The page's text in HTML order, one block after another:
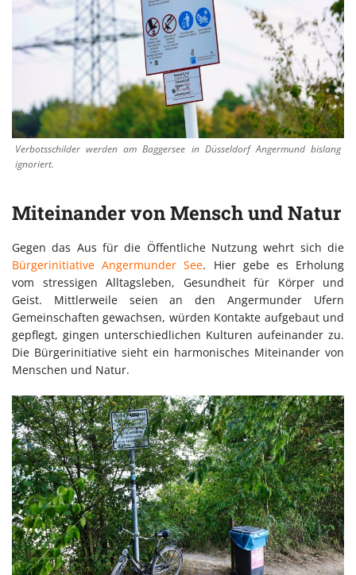
Verbotsschilder werden am Baggersee in Düsseldorf Angermund bislang
ignoriert.
Miteinander von Mensch und Natur
Gegen das Aus für die Öffentliche Nutzung wehrt sich die
Bürgerinitiative Angermunder See. Hier gebe es Erholung
vom stressigen Alltagsleben, Gesundheit für Körper und
Geist. Mittlerweile seien an den Angermunder Ufern
Gemeinschaften gewachsen, würden Kontakte aufgebaut und
gepflegt, gingen unterschiedlichen Kulturen aufeinander zu.
Die Bürgerinitiative sieht ein harmonisches Miteinander von
Menschen und Natur.